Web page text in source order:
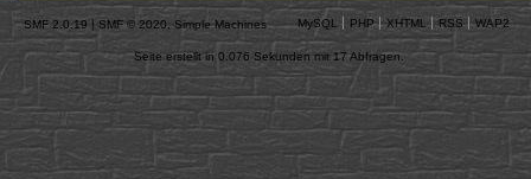
SMF 2.0.19 | SMF © 2020 ,Simple Machines MySQL PHP XHTML RSS WAP2
Seite erstellt in 0.076 Sekunden mit 17 Abfragen.